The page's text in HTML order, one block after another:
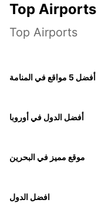
Top Airports
Top Airports
أفضل 5 مواقع في المنامة
أفضل الدول في أوروبا
موقع مميز في البحرين
افضل الدول